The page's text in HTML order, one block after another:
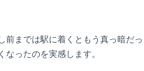
前までは駅に着くともう真っ暗だっ
ったのを実感します。